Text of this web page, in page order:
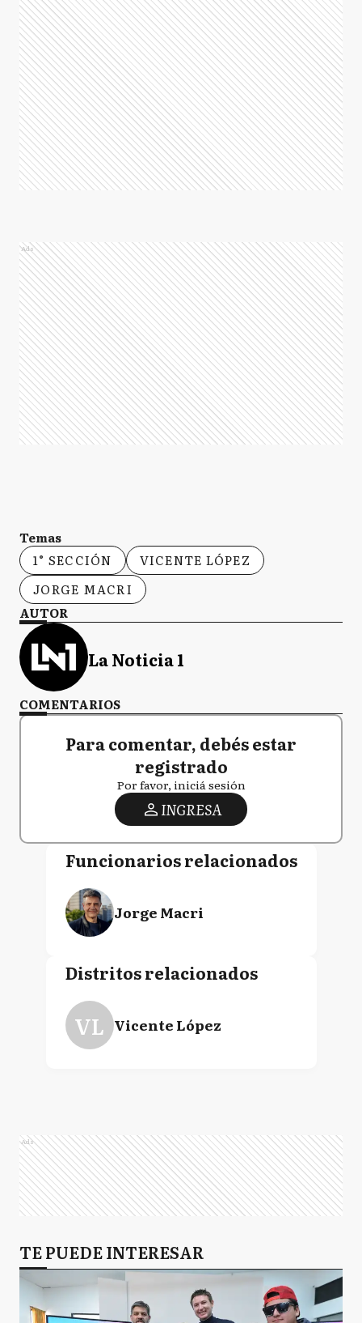
Ads
Temas
1° SECCIÓN
VICENTE LÓPEZ
JORGE MACRI
AUTOR
La Noticia 1
COMENTARIOS
Para comentar, debés estar
registrado
Por favor, iniciá sesión
INGRESA
Funcionarios relacionados
Jorge Macri
Distritos relacionados
VL Vicente López
Ads
TE PUEDE INTERESAR